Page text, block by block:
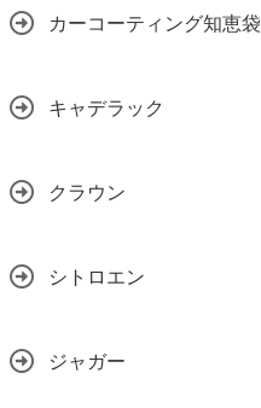
カーコーティング知恵袋
キャデラック
クラウン
シトロエン
ジャガー